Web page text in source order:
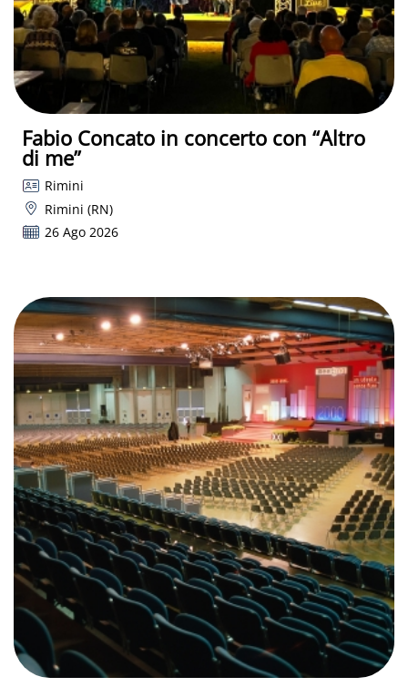
Fabio Concato in concerto con “Altro
di me”
Rimini
Rimini (RN)
26 Ago 2026